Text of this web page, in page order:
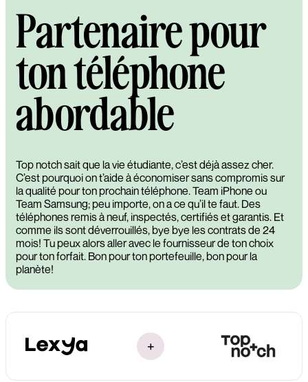
Partenaire pour
ton téléphone
abordable
Top notch sait que la vie étudiante, c’est déjà assez cher.
C’est pourquoi on t’aide à économiser sans compromis sur
la qualité pour ton prochain téléphone. Team iPhone ou
Team Samsung; peu importe, on a ce qu’il te faut. Des
téléphones remis à neuf, inspectés, certifiés et garantis. Et
comme ils sont déverrouillés, bye bye les contrats de 24
mois! Tu peux alors aller avec le fournisseur de ton choix
pour ton forfait. Bon pour ton portefeuille, bon pour la
planète!
+